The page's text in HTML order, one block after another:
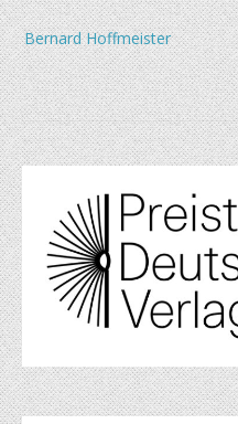
Beitragsnavigation
Bernard Hoffmeister